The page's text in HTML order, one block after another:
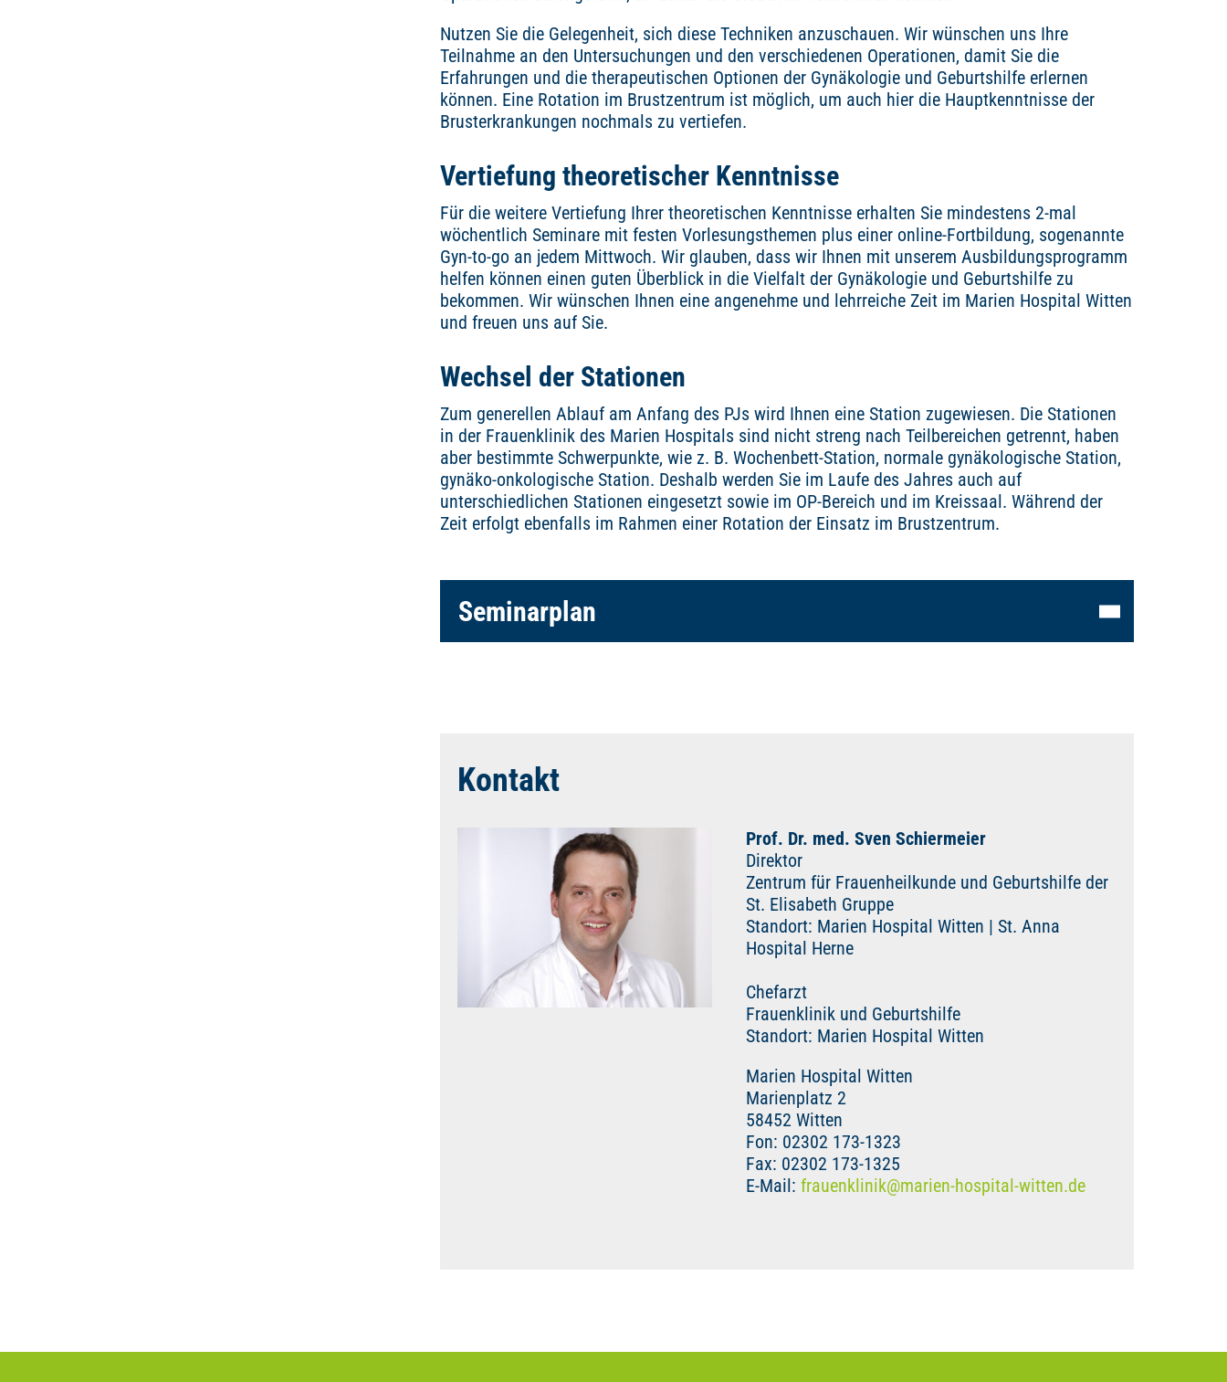
Nutzen Sie die Gelegenheit, sich diese Techniken anzuschauen. Wir wünschen uns Ihre
Teilnahme an den Untersuchungen und den verschiedenen Operationen, damit Sie die
Erfahrungen und die therapeutischen Optionen der Gynäkologie und Geburtshilfe erlernen
können. Eine Rotation im Brustzentrum ist möglich, um auch hier die Hauptkenntnisse der
Brusterkrankungen nochmals zu vertiefen.
Vertiefung theoretischer Kenntnisse
Für die weitere Vertiefung Ihrer theoretischen Kenntnisse erhalten Sie mindestens 2-mal
wöchentlich Seminare mit festen Vorlesungsthemen plus einer online-Fortbildung, sogenannte
Gyn-to-go an jedem Mittwoch. Wir glauben, dass wir Ihnen mit unserem Ausbildungsprogramm
helfen können einen guten Überblick in die Vielfalt der Gynäkologie und Geburtshilfe zu
bekommen. Wir wünschen Ihnen eine angenehme und lehrreiche Zeit im Marien Hospital Witten
und freuen uns auf Sie.
Wechsel der Stationen
Zum generellen Ablauf am Anfang des PJs wird Ihnen eine Station zugewiesen. Die Stationen
in der Frauenklinik des Marien Hospitals sind nicht streng nach Teilbereichen getrennt, haben
aber bestimmte Schwerpunkte, wie z. B. Wochenbett-Station, normale gynäkologische Station,
gynäko-onkologische Station. Deshalb werden Sie im Laufe des Jahres auch auf
unterschiedlichen Stationen eingesetzt sowie im OP-Bereich und im Kreissaal. Während der
Zeit erfolgt ebenfalls im Rahmen einer Rotation der Einsatz im Brustzentrum.
Seminarplan
Kontakt
Prof. Dr. med. Sven Schiermeier
Direktor
Zentrum für Frauenheilkunde und Geburtshilfe der
St. Elisabeth Gruppe
Standort: Marien Hospital Witten | St. Anna
Hospital Herne
Chefarzt
Frauenklinik und Geburtshilfe
Standort: Marien Hospital Witten
Marien Hospital Witten
Marienplatz 2
58452 Witten
Fon: 02302 173-1323
Fax: 02302 173-1325
E-Mail:frauenklinik@marien-hospital-witten.de